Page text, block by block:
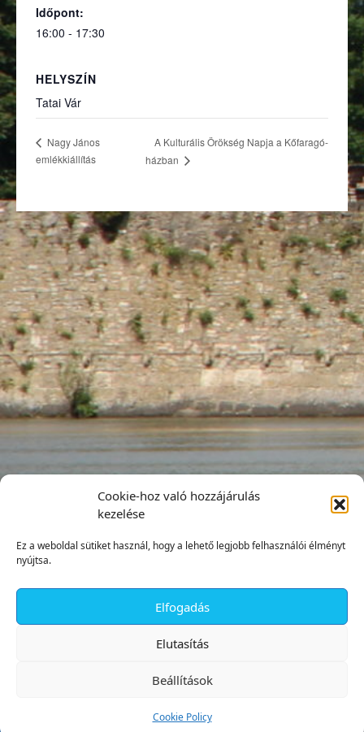
Cookie-hoz való hozzájárulás
kezelése
Ez a weboldal sütiket használ, hogy a lehető legjobb felhasználói élményt
nyújtsa.
Elfogadás
Elutasítás
Beállítások
Cookie Policy
Időpont:
16:00 - 17:30
HELYSZÍN
Tatai Vár
Nagy János
emlékkiállítás
A Kulturális Örökség Napja a Kőfaragó-
házban
✕